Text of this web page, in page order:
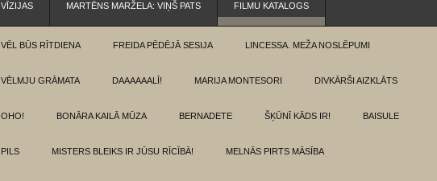
VĪZIJAS MARTĒNS MARŽELA: VIŅŠ PATS FILMU KATALOGS
VĒL BŪS RĪTDIENA FREIDA PĒDĒJĀ SESIJA LINCESSA. MEŽA NOSLĒPUMI
VĒLMJU GRĀMATA DAAAAAALĪ! MARIJA MONTESORI DIVKĀRŠI AIZKLĀTS
OHO! BONĀRA KAILĀ MŪZA BERNADETE ŠĶŪNĪ KĀDS IR! BAISULE
PILS MISTERS BLEIKS IR JŪSU RĪCĪBĀ! MELNĀS PIRTS MĀSĪBA